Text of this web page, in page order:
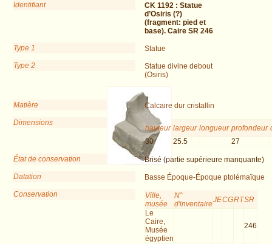
Identifiant CK 1192 : Statue
d’Osiris (?)
(fragment: pied et
base). Caire SR 246
Type 1
Statue
Type 2
Statue divine debout
(Osiris)
Matière
Calcaire dur cristallin
Dimensions
hauteur largeur longueur profondeur
30
25.5 27
État de conservation
Brisé (partie supérieure manquante)
Datation
Basse Époque-Époque ptolémaïque
Conservation
Ville,
musée
N°
d'inventaireJECGRTSR
Le
Caire,
Musée
égyptien
246